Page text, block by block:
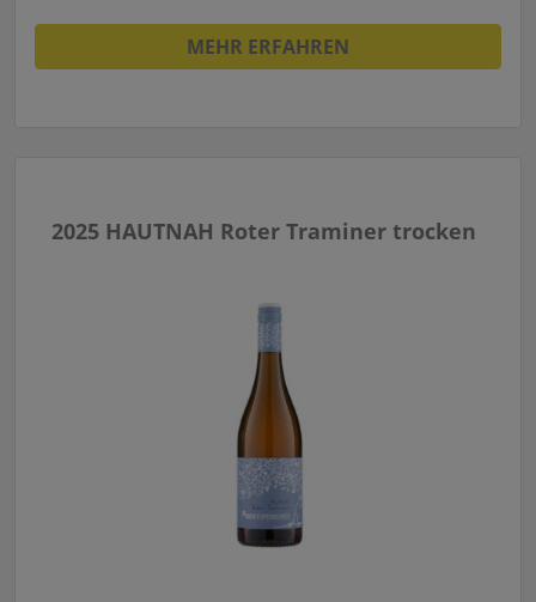
MEHR ERFAHREN
2025 HAUTNAH Roter Traminer trocken